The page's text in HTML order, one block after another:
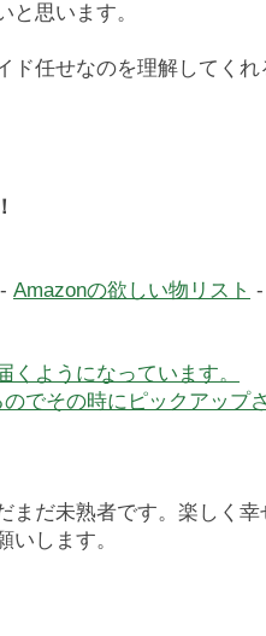
と思います。
ド任せなのを理解してくれ
Amazonの欲しい物リスト
くようになっています。
でその時にピックアップ
まだ未熟者です。楽しく
いします。